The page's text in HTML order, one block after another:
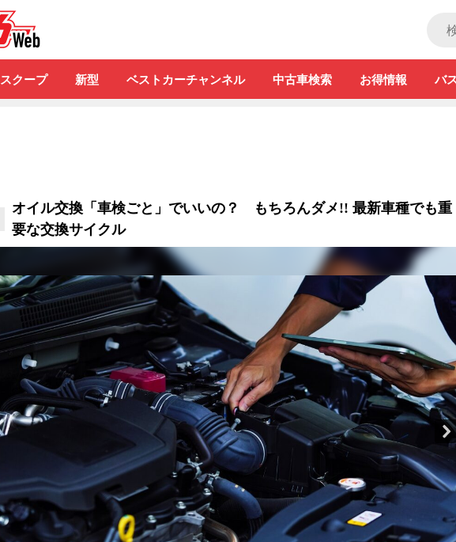
スクープ 新型 ベストカーチャンネル 中古車検索 お得情報 バ
オイル交換「車検ごと」でいいの？ もちろんダメ!! 最新車種でも重
要な交換サイクル